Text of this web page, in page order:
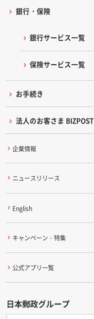
銀行・保険
銀行サービス一覧
保険サービス一覧
お手続き
法人のお客さま BIZPOST
企業情報
ニュースリリース
English
キャンペーン・特集
公式アプリ一覧